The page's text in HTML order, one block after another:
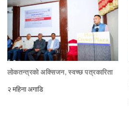
लोकतन्त्रको अक्सिजन, स्वच्छ पत्रकारिता
२ महिना अगाडि